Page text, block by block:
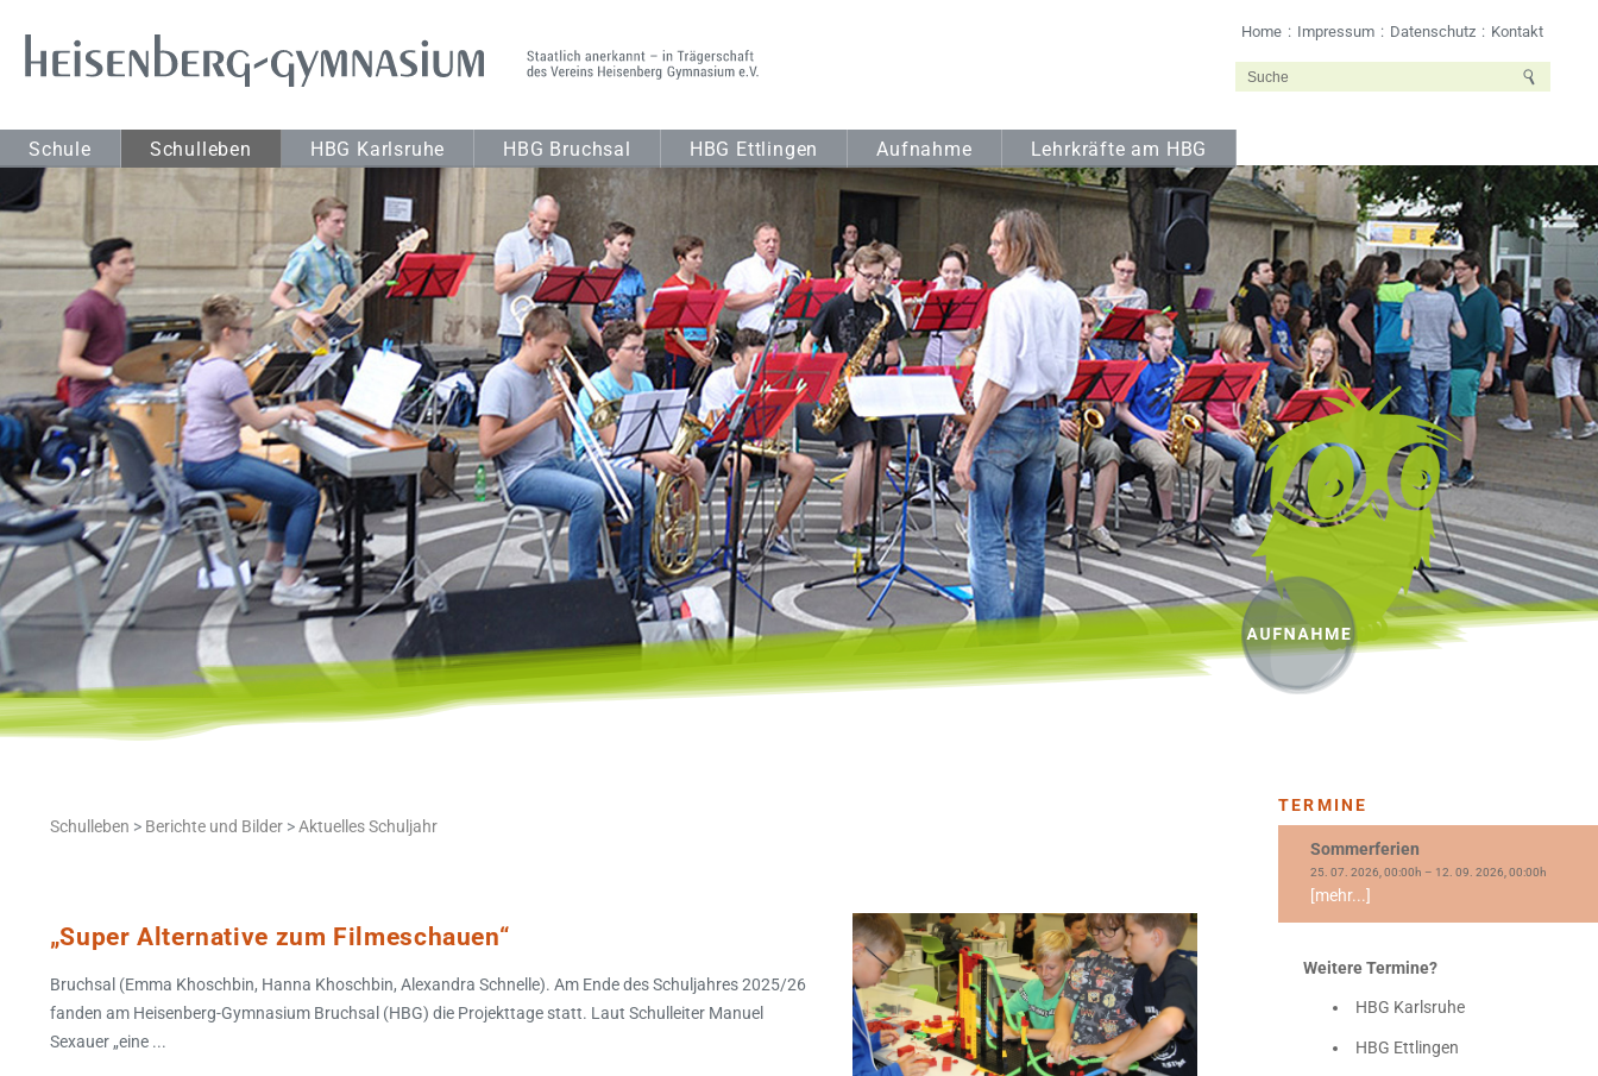
Home Impressum Datenschutz Kontakt
Schule Schulleben HBG Karlsruhe HBG Bruchsal HBG Ettlingen Aufnahme Lehrkräfte am HBG
Schulleben > Berichte und Bilder>Aktuelles Schuljahr
„Super Alternative zum Filmeschauen“
Bruchsal (Emma Khoschbin, Hanna Khoschbin, Alexandra Schnelle). Am Ende des Schuljahres 2025/26
fanden am Heisenberg-Gymnasium Bruchsal (HBG) die Projekttage statt. Laut Schulleiter Manuel
Sexauer „eine ...
TERMINE
Sommerferien
25. 07. 2026, 00:00h – 12. 09. 2026, 00:00h
[mehr...]
Weitere Termine?
HBG Karlsruhe
HBG Ettlingen